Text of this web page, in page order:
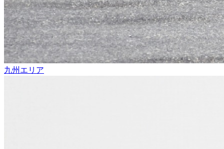
九州エリア